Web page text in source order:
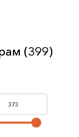
(399)